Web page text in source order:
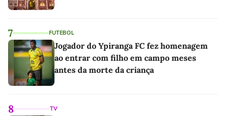
7 FUTEBOL
Jogador do Ypiranga FC fez homenagem
ao entrar com filho em campo meses
antes da morte da criança
8 TV